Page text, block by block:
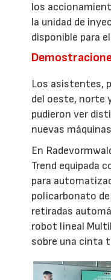
los
la unidad de
disponible para
Los asistentes,
del oeste, norte
pudieron ver
nuevas
En
Trend equipada
para
policarbonato
retiradas
robot lineal
sobre una cinta